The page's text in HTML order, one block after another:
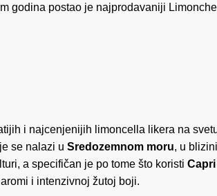
godina postao je najprodavaniji
i najcenjenijih limoncella likera na
se nalazi u Sredozemnom moru, u
a specifičan je po tome što koristi
i intenzivnoj žutoj boji.